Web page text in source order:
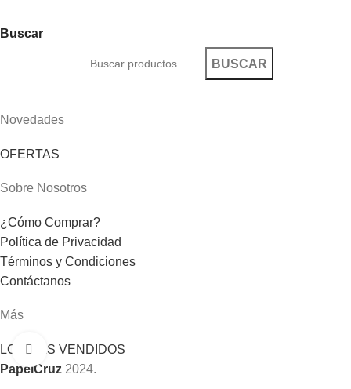
Click to enlarge
Buscar
BUSCAR
Novedades
OFERTAS
Sobre Nosotros
¿Cómo Comprar?
Política de Privacidad
Términos y Condiciones
Contáctanos
Más
LOS MÁS VENDIDOS
PapelCruz 2024.